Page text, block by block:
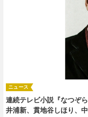
連載・ブログ一覧
編集部ブログ・お知ら
連続テレビ小説『なつぞ
井浦新、貫地谷しほり、
ニュース